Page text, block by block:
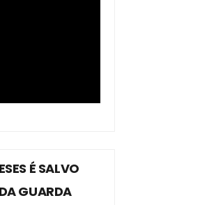
É SALVO
GUARDA